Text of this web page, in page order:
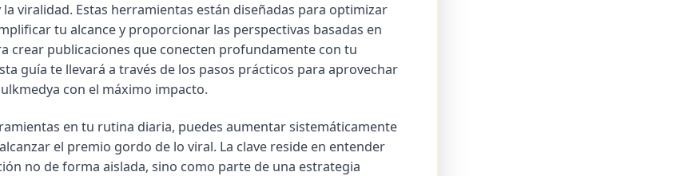
viralidad. Estas herramientas están diseñadas para optimizar
tu alcance y proporcionar las perspectivas basadas en
crear publicaciones que conecten profundamente con tu
guía te llevará a través de los pasos prácticos para aprovechar
con el máximo impacto.
en tu rutina diaria, puedes aumentar sistemáticamente
el premio gordo de lo viral. La clave reside en entender
no de forma aislada, sino como parte de una estrategia